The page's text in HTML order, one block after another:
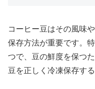
コーヒー豆はその風味
保存方法が重要です。
つで、豆の鮮度を保つ
豆を正しく冷凍保存す